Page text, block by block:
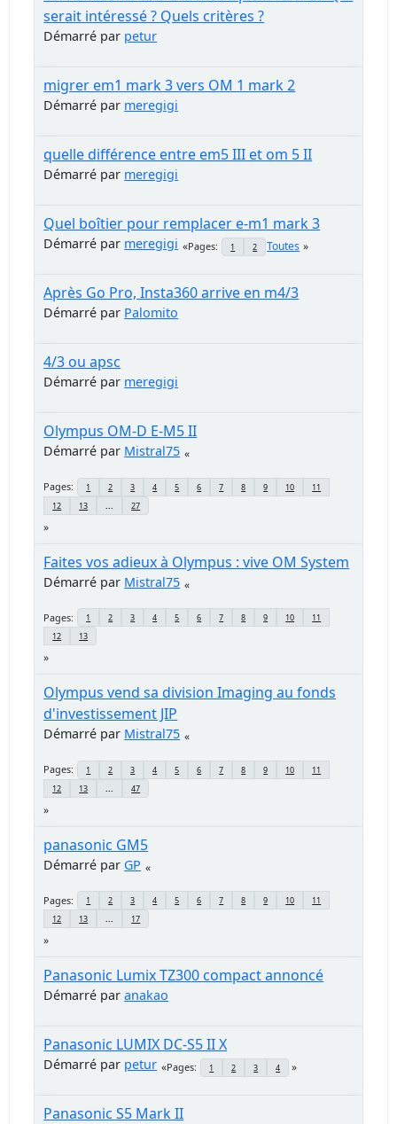
serait intéressé ? Quels critères ?
Démarré par petur
migrer em1 mark 3 vers OM 1 mark 2
Démarré par meregigi
quelle différence entre em5 III et om 5 II
Démarré par meregigi
Quel boîtier pour remplacer e-m1 mark 3
Démarré par meregigi Pages 1 2 Toutes
Après Go Pro, Insta360 arrive en m4/3
Démarré par Palomito
4/3 ou apsc
Démarré par meregigi
Olympus OM-D E-M5 II
Démarré par Mistral75
Pages 1 2 3 4 5 6 7 8 9 10
11
12
13 27
Faites vos adieux à Olympus : vive OM System
Démarré par Mistral75
Pages 1 2 3 4 5 6 7 8 9 10
11
12
13
Olympus vend sa division Imaging au fonds
d'investissement JIP
Démarré par Mistral75
Pages 1 2 3 4 5 6 7 8 9 10
11
12
13 47
panasonic GM5
Démarré par GP
Pages 1 2 3 4 5 6 7 8 9 10
11
12
13 ... 17
Panasonic Lumix TZ300 compact annoncé
Démarré paranakao
Panasonic LUMIX DC-S5 II X
Démarré par petur Pages 1 2 3 4
Panasonic S5 Mark II